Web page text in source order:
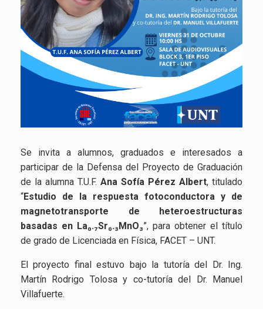
Se invita a alumnos, graduados e interesados a
participar de la Defensa del Proyecto de Graduación
de la alumna T.U.F. Ana Sofía Pérez Albert, titulado
“Estudio de la respuesta fotoconductora y de
magnetotransporte de heteroestructuras
basadas en La₀.₇Sr₀.₃MnO₃”, para obtener el título
de grado de Licenciada en Física, FACET – UNT.
El proyecto final estuvo bajo la tutoría del Dr. Ing.
Martín Rodrigo Tolosa y co-tutoría del Dr. Manuel
Villafuerte.